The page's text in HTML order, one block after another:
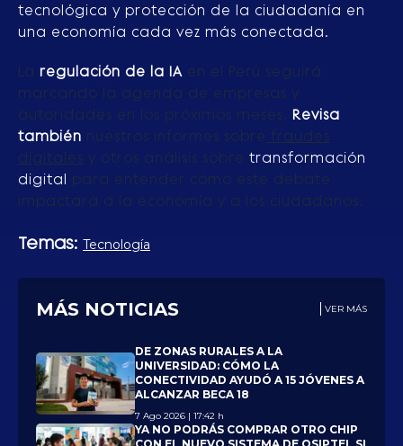
MÁS NOTICIAS VER MÁS
DE ZONAS RURALES A LA
UNIVERSIDAD: CÓMO LA
CONECTIVIDAD AYUDÓ A 15 JÓVENES A
ALCANZAR BECA 18
7 Ago 2026 | 17:42 h
YA NO PODRÁS COMPRAR OTRO CHIP
tecnológica y protección de la ciudadanía en
una economía cada vez más conectada.
La regulación de la IA en el Perú seguirá
marcando la agenda de empresas y
autoridades en los próximos meses. Revisa
también nuestros informes sobre fraudes
digitales y otros análisis sobre transformación
digital para entender cómo este debate
impactará a la economía y a los ciudadanos.
Temas: Tecnología